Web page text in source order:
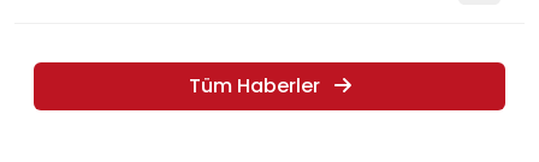
Tüm Haberler